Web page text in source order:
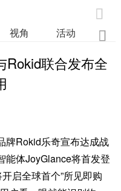

视角 活动 业

Rokid联合发布全
牌Rokid乐奇宣布达成战
能体JoyGlance将首发登
启全球首个”所见即购